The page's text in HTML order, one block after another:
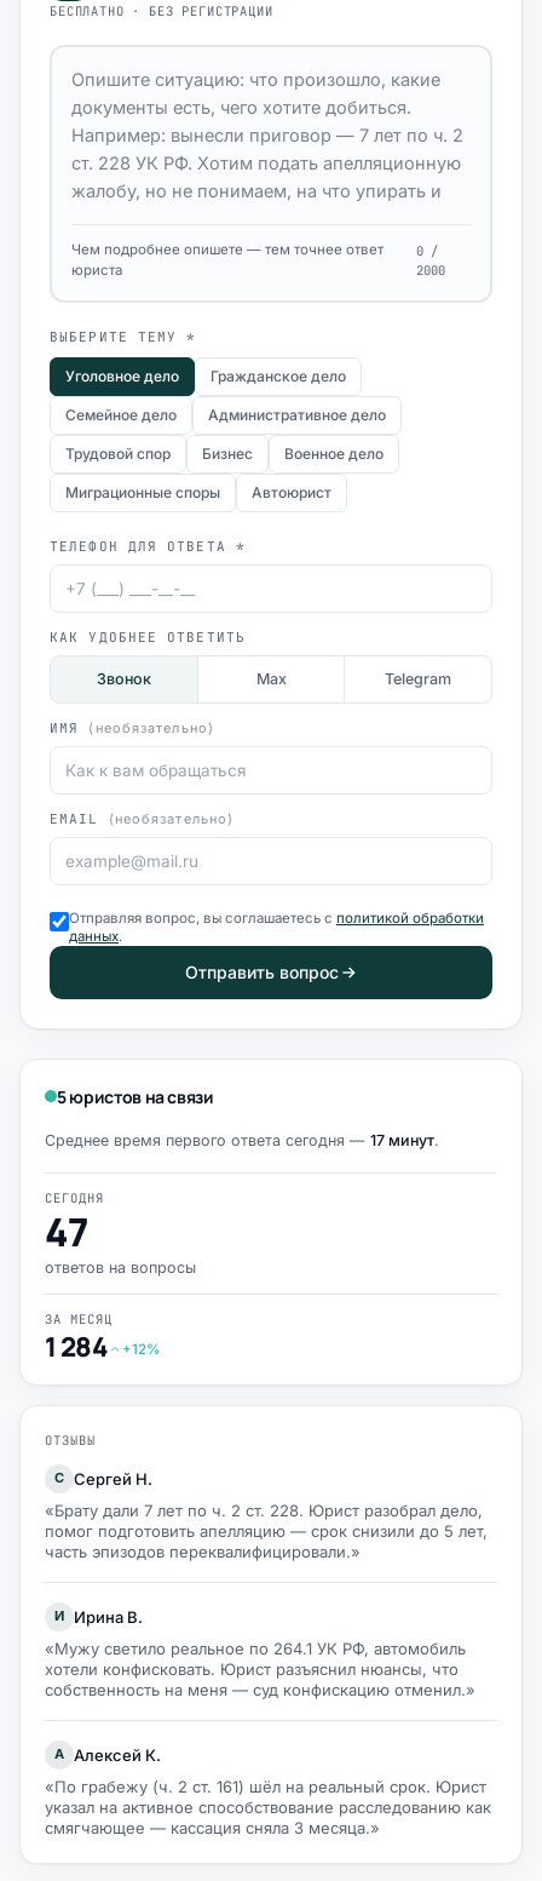
БЕСПЛАТНО · БЕЗ РЕГИСТРАЦИИ
Чем подробнее опишете — тем точнее ответ
юриста
0 /
2000
ВЫБЕРИТЕ ТЕМУ *
Уголовное дело Гражданское дело
Семейное дело Административное дело
Трудовой спор Бизнес Военное дело
Миграционные споры Автоюрист
ТЕЛЕФОН ДЛЯ ОТВЕТА *
КАК УДОБНЕЕ ОТВЕТИТЬ
Звонок Max Telegram
ИМЯ (необязательно)
EMAIL (необязательно)
Отправляя вопрос, вы соглашаетесь с политикой обработки
данных.
Отправить вопрос
5 юристов на связи
Среднее время первого ответа сегодня — 17 минут.
СЕГОДНЯ
47
ответов на вопросы
ЗА МЕСЯЦ
1 284 +12%
ОТЗЫВЫ
С Сергей Н.
«Брату дали 7 лет по ч. 2 ст. 228. Юрист разобрал дело,
помог подготовить апелляцию — срок снизили до 5 лет,
часть эпизодов переквалифицировали.»
И
Ирина В.
«Мужу светило реальное по 264.1 УК РФ, автомобиль
хотели конфисковать. Юрист разъяснил нюансы, что
собственность на меня — суд конфискацию отменил.»
А Алексей К.
«По грабежу (ч. 2 ст. 161) шёл на реальный срок. Юрист
указал на активное способствование расследованию как
смягчающее — кассация сняла 3 месяца.»